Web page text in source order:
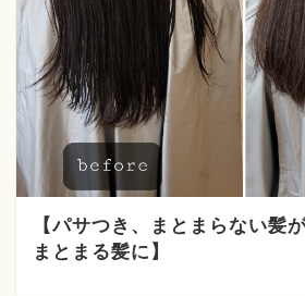
【パサつき、まとまらない髪
まとまる髪に】